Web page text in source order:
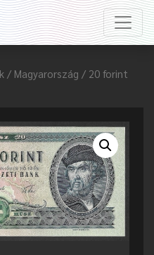
/ Magyarország / 20 forint